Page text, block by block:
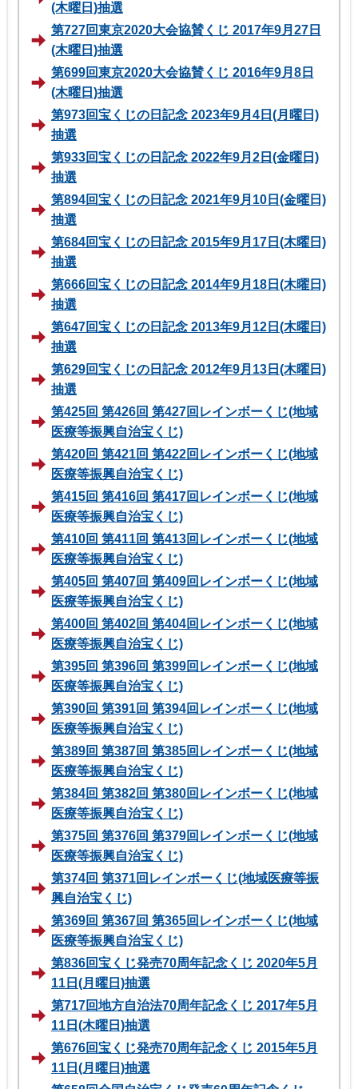
(木曜日)抽選
第727回東京2020大会協賛くじ 2017年9月27日
(木曜日)抽選
第699回東京2020大会協賛くじ 2016年9月8日
(木曜日)抽選
第973回宝くじの日記念 2023年9月4日(月曜日)
抽選
第933回宝くじの日記念 2022年9月2日(金曜日)
抽選
第894回宝くじの日記念 2021年9月10日(金曜日)
抽選
第684回宝くじの日記念 2015年9月17日(木曜日)
抽選
第666回宝くじの日記念 2014年9月18日(木曜日)
抽選
第647回宝くじの日記念 2013年9月12日(木曜日)
抽選
第629回宝くじの日記念 2012年9月13日(木曜日)
抽選
第425回 第426回 第427回レインボーくじ(地域
医療等振興自治宝くじ)
第420回 第421回 第422回レインボーくじ(地域
医療等振興自治宝くじ)
第415回 第416回 第417回レインボーくじ(地域
医療等振興自治宝くじ)
第410回 第411回 第413回レインボーくじ(地域
医療等振興自治宝くじ)
第405回 第407回 第409回レインボーくじ(地域
医療等振興自治宝くじ)
第400回 第402回 第404回レインボーくじ(地域
医療等振興自治宝くじ)
第395回 第396回 第399回レインボーくじ(地域
医療等振興自治宝くじ)
第390回 第391回 第394回レインボーくじ(地域
医療等振興自治宝くじ)
第389回 第387回 第385回レインボーくじ(地域
医療等振興自治宝くじ)
第384回 第382回 第380回レインボーくじ(地域
医療等振興自治宝くじ)
第375回 第376回 第379回レインボーくじ(地域
医療等振興自治宝くじ)
第374回 第371回レインボーくじ(地域医療等振
興自治宝くじ)
第369回 第367回 第365回レインボーくじ(地域
医療等振興自治宝くじ)
第836回宝くじ発売70周年記念くじ 2020年5月
11日(月曜日)抽選
第717回地方自治法70周年記念くじ 2017年5月
11日(木曜日)抽選
第676回宝くじ発売70周年記念くじ 2015年5月
11日(月曜日)抽選